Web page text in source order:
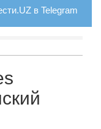
в Telegram